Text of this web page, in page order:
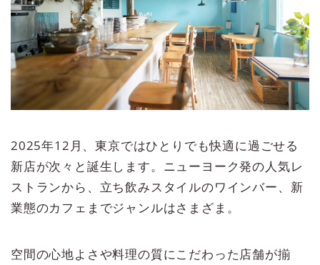
2025年12月、東京ではひとりでも快適に過ごせる
新店が次々と誕生します。ニューヨーク発の人気レ
ストランから、立ち飲みスタイルのワインバー、新
業態のカフェまでジャンルはさまざま。
空間の心地よさや料理の質にこだわった店舗が揃